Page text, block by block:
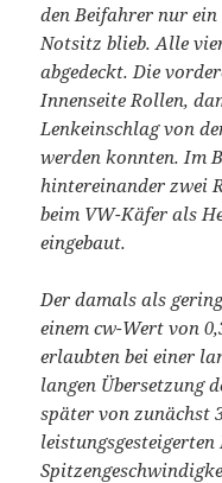
den Beifahrer nur
Notsitz blieb. Alle
abgedeckt. Die
Innenseite Rollen,
Lenkeinschlag von
werden konnten. Im
hintereinander zwei
beim VW-Käfer als
eingebaut.
Der damals als
einem cw-Wert von
erlaubten bei einer
langen Übersetzung
später von zunächst